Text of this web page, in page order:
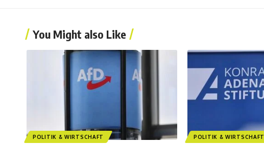
You Might also Like
POLITIK & WIRTSCHAFT POLITIK & WIRTSCHAFT